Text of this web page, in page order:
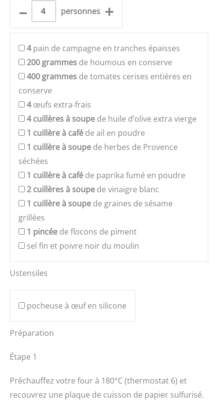
– personnes +
4pain de campagne en tranches épaisses
200 grammes de houmous en conserve
400 grammes de tomates cerises entières en
conserve
4œufs extra-frais
4 cuillères à soupe de huile d’olive extra vierge
1 cuillère à café de ail en poudre
1 cuillère à soupe de herbes de Provence
séchées
1 cuillère à café de paprika fumé en poudre
2 cuillères à soupe de vinaigre blanc
1 cuillère à soupe de graines de sésame
grillées
1 pincée de flocons de piment
sel fin et poivre noir du moulin
Ustensiles
pocheuse à œuf en silicone
Préparation
Étape 1
Préchauffez votre four à 180°C (thermostat 6) et
recouvrez une plaque de cuisson de papier sulfurisé.